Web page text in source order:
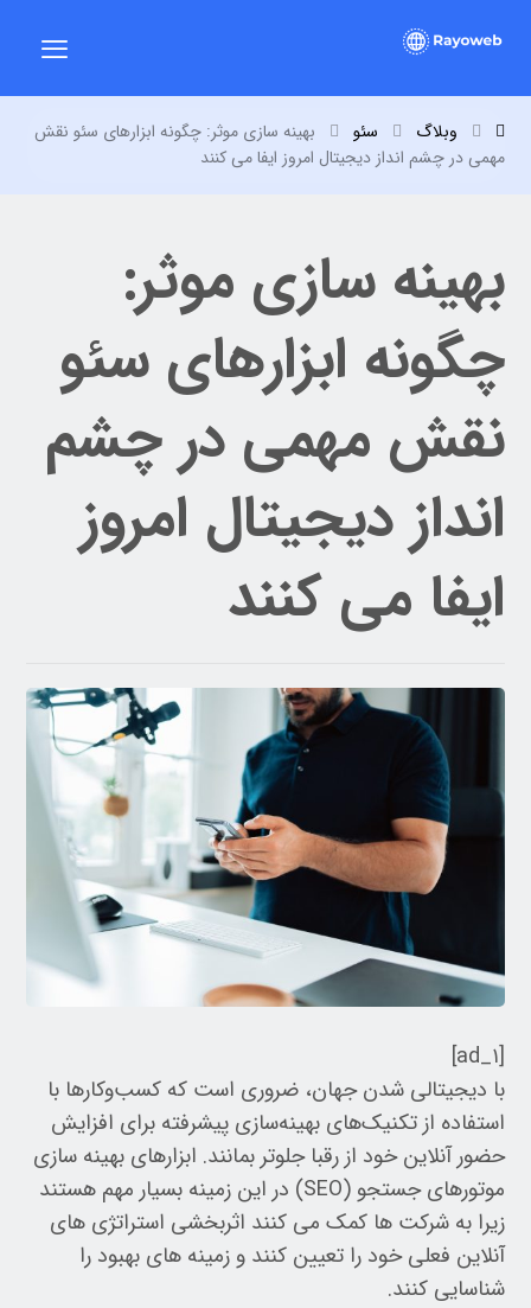
وبلاگ سئو
بهینه سازی موثر: چگونه ابزارهای سئو نقش
مهمی در چشم انداز دیجیتال امروز ایفا می کنند
بهینه سازی موثر:
چگونه ابزارهای سئو
نقش مهمی در چشم
انداز دیجیتال امروز
ایفا می کنند
[ad_۱]
با دیجیتالی شدن جهان، ضروری است که کسب‌وکارها با
استفاده از تکنیک‌های بهینه‌سازی پیشرفته برای افزایش
حضور آنلاین خود از رقبا جلوتر بمانند. ابزارهای بهینه سازی
موتورهای جستجو (SEO) در این زمینه بسیار مهم هستند
زیرا به شرکت ها کمک می کنند اثربخشی استراتژی های
آنلاین فعلی خود را تعیین کنند و زمینه های بهبود را
شناسایی کنند.